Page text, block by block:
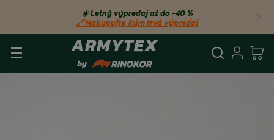
☀️ Letný výpredaj až do −40 %
🔗 Nakupujte, kým trvá výpredaj